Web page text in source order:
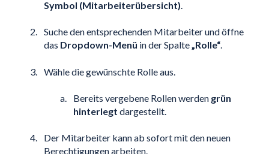
Symbol (Mitarbeiterübersicht).
Suche den entsprechenden Mitarbeiter und öffne
das Dropdown-Menü in der Spalte„Rolle“.
Wähle die gewünschte Rolle aus.
Bereits vergebene Rollen werden grün
hinterlegt dargestellt.
Der Mitarbeiter kann ab sofort mit den neuen
Berechtigungen arbeiten.